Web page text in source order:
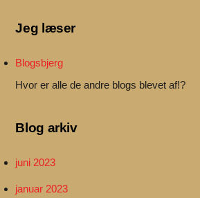
Jeg læser
Blogsbjerg
Hvor er alle de andre blogs blevet af!?
Blog arkiv
juni 2023
januar 2023